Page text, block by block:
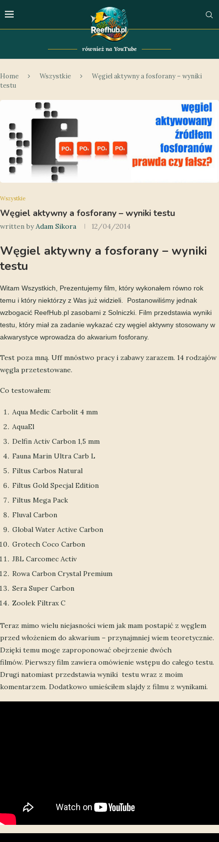
również na YouTube
Home Wszystkie
Węgiel aktywny a fosforany – wyniki
testu
Wszystkie
Węgiel aktywny a fosforany – wyniki testu
written byAdam Sikora 12/04/2014
Węgiel aktywny a fosforany – wyniki
testu
Witam Wszystkich, Prezentujemy film, który wykonałem równo rok
temu i który niektórzy z Was już widzieli. Postanowiliśmy jednak
wzbogacić ReefHub.pl zasobami z Solniczki. Film przedstawia wyniki
testu, który miał za zadanie wykazać czy węgiel aktywny stosowany w
akwarystyce wprowadza do akwarium fosforany.
Test poza mną. Uff mnóstwo pracy i zabawy zarazem. 14 rodzajów
węgla przetestowane.
Co testowałem:
Aqua Medic Carbolit 4 mm
AquaEl
Delfin Activ Carbon 1,5 mm
Fauna Marin Ultra Carb L
Filtus Carbos Natural
Filtus Gold Specjal Edition
Filtus Mega Pack
Fluval Carbon
Global Water Active Carbon
Grotech Coco Carbon
JBL Carcomec Activ
Rowa Carbon Crystal Premium
Sera Super Carbon
Zoolek Filtrax C
Teraz mimo wielu niejasności wiem jak mam postapić z węglem
przed włożeniem do akwarium – przynajmniej wiem teoretycznie.
Dzięki temu moge zaproponować obejrzenie dwóch
filmów. Pierwszy film zawiera omówienie wstępu do całego testu.
Drugi natomiast przedstawia wyniki testu wraz z moim
komentarzem. Dodatkowo umieściłem slajdy z filmu z wynikami.